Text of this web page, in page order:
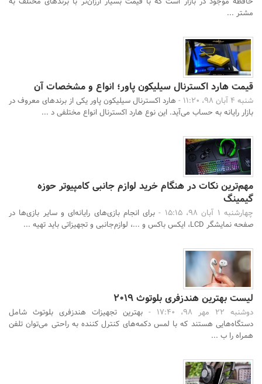
مشتر ...
قیمت هارد اکسترنال سیلیکون پاور؛ انواع و مشخصات آن
شنبه 4 آبان 98، 11:20 -
هارد اکسترنال سیلیکون پاور یکی از برندهای معروف در
بازار رایانه به حساب می‌آید. این نوع هارد اکسترنال انواع مختلفی د ...
مهم‌ترین نکات در هنگام خرید لوازم جانبی کامپیوتر حوزه
گیمینگ
چهارشنبه 1 آبان 98، 15:15 -
برای انجام بازی‌های رایانه‌ای و سایر بازی‌ها در
صفحه نمایشگر LCD، ایکس باکس و ...، لوازم‌جانبی و تجهیزاتی باید تهیه ...
لیست بهترین هندزفری بلوتوث 2019
دوشنبه 22 مهر 98، 17:40 -
بهترین تجهیزات هندزفری بلوتوث شامل
دستگاه‌هایی هستند که با لمس دکمه‌های کنترل کننده به راحتی می‌توان تلفن
همراه را ب ...